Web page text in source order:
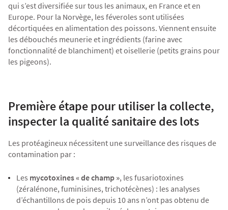
qui s’est diversifiée sur tous les animaux, en France et en
Europe. Pour la Norvège, les féveroles sont utilisées
décortiquées en alimentation des poissons. Viennent ensuite
les débouchés meunerie et ingrédients (farine avec
fonctionnalité de blanchiment) et oisellerie (petits grains pour
les pigeons).
Première étape pour utiliser la collecte,
inspecter la qualité sanitaire des lots
Les protéagineux nécessitent une surveillance des risques de
contamination par :
Les mycotoxines « de champ », les fusariotoxines
(zéralénone, fuminisines, trichotécènes) : les analyses
d’échantillons de pois depuis 10 ans n’ont pas obtenu de